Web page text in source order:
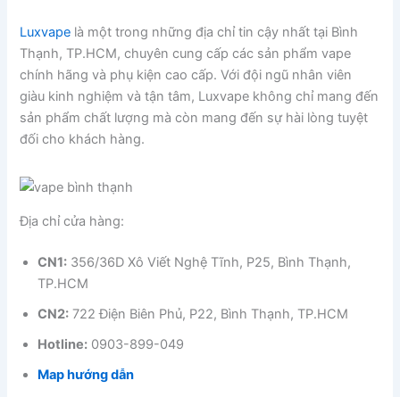
Luxvape là một trong những địa chỉ tin cậy nhất tại Bình
Thạnh, TP.HCM, chuyên cung cấp các sản phẩm vape
chính hãng và phụ kiện cao cấp. Với đội ngũ nhân viên
giàu kinh nghiệm và tận tâm, Luxvape không chỉ mang đến
sản phẩm chất lượng mà còn mang đến sự hài lòng tuyệt
đối cho khách hàng.
Địa chỉ cửa hàng:
CN1: 356/36D Xô Viết Nghệ Tĩnh, P25, Bình Thạnh,
TP.HCM
CN2: 722 Điện Biên Phủ, P22, Bình Thạnh, TP.HCM
Hotline: 0903-899-049
Map hướng dẫn